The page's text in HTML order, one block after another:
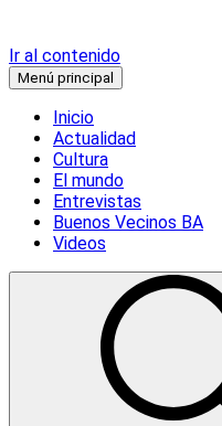
Ir al contenido
Menú principal
Inicio
Actualidad
Cultura
El mundo
Entrevistas
Buenos Vecinos BA
Videos